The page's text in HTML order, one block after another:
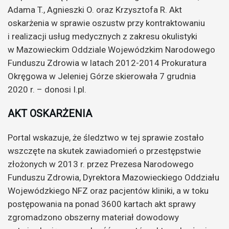
Adama T., Agnieszki O. oraz Krzysztofa R. Akt
oskarżenia w sprawie oszustw przy kontraktowaniu
i realizacji usług medycznych z zakresu okulistyki
w Mazowieckim Oddziale Wojewódzkim Narodowego
Funduszu Zdrowia w latach 2012-2014 Prokuratura
Okręgowa w Jeleniej Górze skierowała 7 grudnia
2020 r. – donosi I.pl.
AKT OSKARŻENIA
Portal wskazuje, że śledztwo w tej sprawie zostało
wszczęte na skutek zawiadomień o przestępstwie
złożonych w 2013 r. przez Prezesa Narodowego
Funduszu Zdrowia, Dyrektora Mazowieckiego Oddziału
Wojewódzkiego NFZ oraz pacjentów kliniki, a w toku
postępowania na ponad 3600 kartach akt sprawy
zgromadzono obszerny materiał dowodowy